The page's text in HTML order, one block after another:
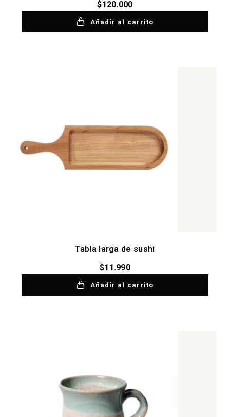
$120.000
Añadir al carrito
Tabla larga de sushi
$11.990
Añadir al carrito